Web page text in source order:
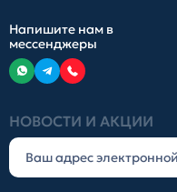
НОВОСТИ И АКЦИИ
Напишите нам в
мессенджеры